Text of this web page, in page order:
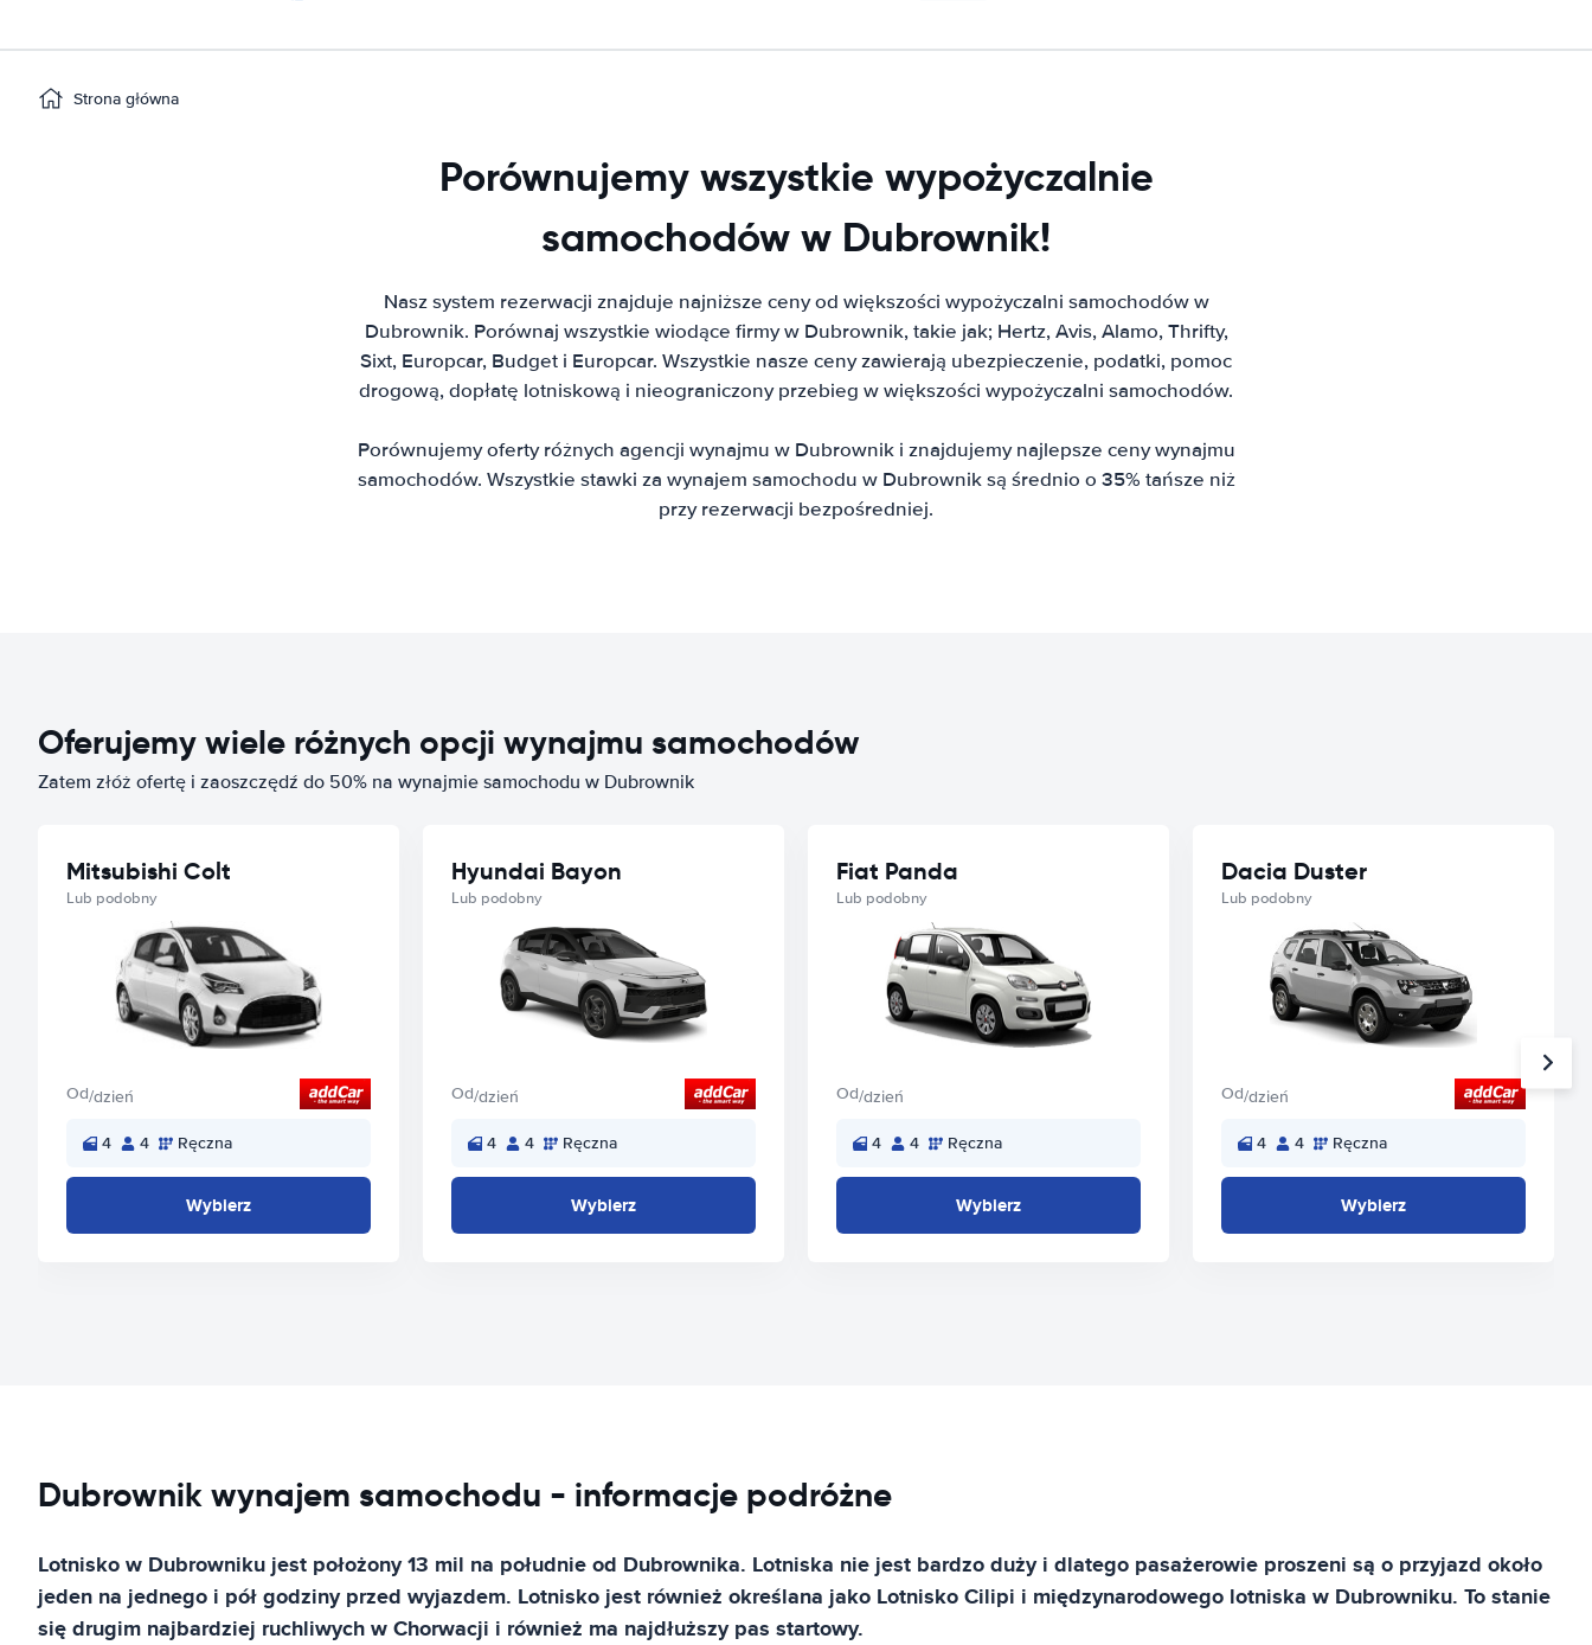
Strona główna
Porównujemy wszystkie wypożyczalnie
samochodów w Dubrownik!
Nasz system rezerwacji znajduje najniższe ceny od większości wypożyczalni samochodów w
Dubrownik. Porównaj wszystkie wiodące firmy w Dubrownik, takie jak; Hertz, Avis, Alamo, Thrifty,
Sixt, Europcar, Budget i Europcar. Wszystkie nasze ceny zawierają ubezpieczenie, podatki, pomoc
drogową, dopłatę lotniskową i nieograniczony przebieg w większości wypożyczalni samochodów.
Porównujemy oferty różnych agencji wynajmu w Dubrownik i znajdujemy najlepsze ceny wynajmu
samochodów. Wszystkie stawki za wynajem samochodu w Dubrownik są średnio o 35% tańsze niż
przy rezerwacji bezpośredniej.
Oferujemy wiele różnych opcji wynajmu samochodów
Zatem złóż ofertę i zaoszczędź do 50% na wynajmie samochodu w Dubrownik
Mitsubishi Colt
Lub podobny
Od/dzień
4 4 Ręczna
Wybierz
Hyundai Bayon
Lub podobny
Od/dzień
4 4 Ręczna
Wybierz
Fiat Panda
Lub podobny
Od/dzień
4 4 Ręczna
Wybierz
Dacia Duster
Lub podobny
Od/dzień
4 4 Ręczna
Wybierz
Dubrownik wynajem samochodu - informacje podróżne
Lotnisko w Dubrowniku jest położony 13 mil na południe od Dubrownika. Lotniska nie jest bardzo duży i dlatego pasażerowie proszeni są o przyjazd około
jeden na jednego i pół godziny przed wyjazdem. Lotnisko jest również określana jako Lotnisko Cilipi i międzynarodowego lotniska w Dubrowniku. To stanie
się drugim najbardziej ruchliwych w Chorwacji i również ma najdłuższy pas startowy.